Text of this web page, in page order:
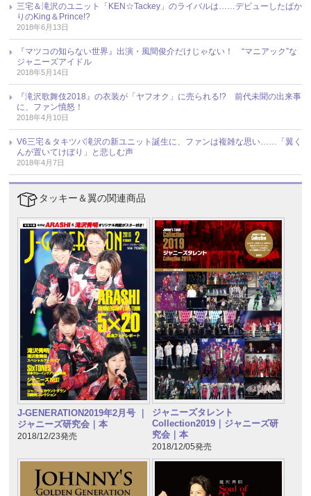
三宅＆滝沢のユニット「KEN☆Tackey」のライバルは……デビューしたばか
りのKing＆Prince!?
2018年6月13日
『マツコの知らない世界』出演・風間俊介だけじゃない！ “マニアック”な
ジャニーズアイドル
2018年5月14日
『滝沢歌舞伎2018』の衣装が「ヤフオク」に売られる!? 前代未聞の出来事
に、ファン憤怒！
2018年4月10日
V6三宅＆タキツバ滝沢の新ユニット誕生に、ファンは複雑な思い……「翼く
んが置いてけぼり」と悲しむ声
2018年4月7日
タッキー＆翼の関連商品
J-GENERATION2019年2月号 ｜
ジャニーズ研究会｜本
2018/12/23発売
ジャニーズタレント
Collection2019｜ジャニーズ研
究会｜本
2018/12/05発売